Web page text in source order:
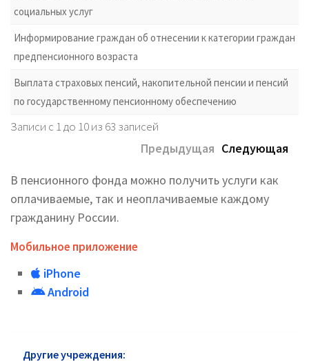
социальных услуг
Информирование граждан об отнесении к категории граждан
предпенсионного возраста
Выплата страховых пенсий, накопительной пенсии и пенсий
по государственному пенсионному обеспечению
Записи с 1 до 10 из 63 записей
Предыдущая Следующая
В пенсионного фонда можно получить услуги как
оплачиваемые, так и неоплачиваемые каждому
гражданину России.
Мобильное приложение
iPhone
Android
Другие учреждения: